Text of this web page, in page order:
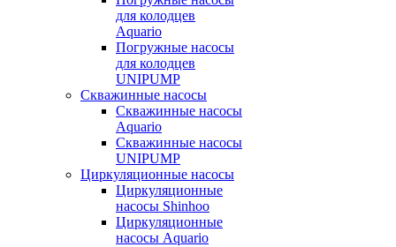
для колодцев
Aquario
Погружные насосы
для колодцев
UNIPUMP
Скважинные насосы
Скважинные насосы
Aquario
Скважинные насосы
UNIPUMP
Циркуляционные насосы
Циркуляционные
насосы Shinhoo
Циркуляционные
насосы Aquario